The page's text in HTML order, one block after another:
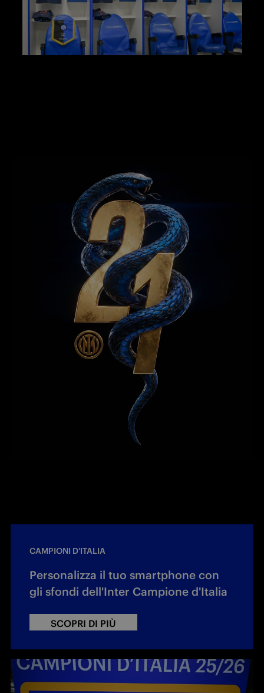
CAMPIONI D'ITALIA
Personalizza il tuo smartphone con
gli sfondi dell'Inter Campione d'Italia
SCOPRI DI PIÙ